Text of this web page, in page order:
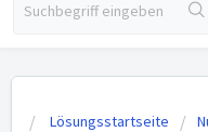
Lösungsstartseite